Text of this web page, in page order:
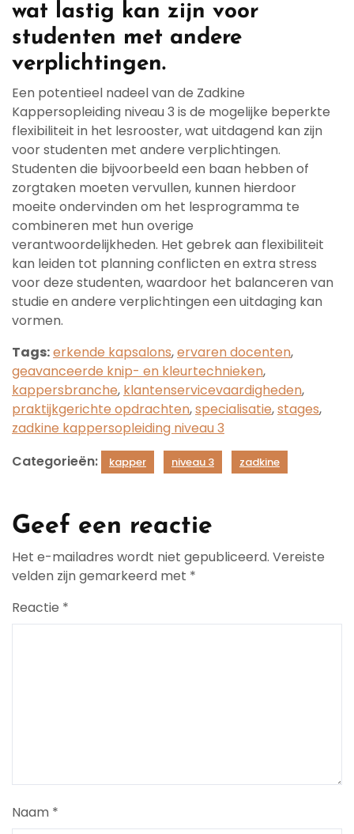
wat lastig kan zijn voor
studenten met andere
verplichtingen.
Een potentieel nadeel van de Zadkine
Kappersopleiding niveau 3 is de mogelijke beperkte
flexibiliteit in het lesrooster, wat uitdagend kan zijn
voor studenten met andere verplichtingen.
Studenten die bijvoorbeeld een baan hebben of
zorgtaken moeten vervullen, kunnen hierdoor
moeite ondervinden om het lesprogramma te
combineren met hun overige
verantwoordelijkheden. Het gebrek aan flexibiliteit
kan leiden tot planning conflicten en extra stress
voor deze studenten, waardoor het balanceren van
studie en andere verplichtingen een uitdaging kan
vormen.
Tags:erkende kapsalons,ervaren docenten,
geavanceerde knip- en kleurtechnieken,
kappersbranche, klantenservicevaardigheden,
praktijkgerichte opdrachten,specialisatie,stages,
zadkine kappersopleiding niveau 3
Categorieën:
kapper niveau 3 zadkine
Geef een reactie
Het e-mailadres wordt niet gepubliceerd. Vereiste
velden zijn gemarkeerd met *
Reactie *
Naam *